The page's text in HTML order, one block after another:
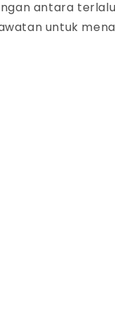
antara
untuk